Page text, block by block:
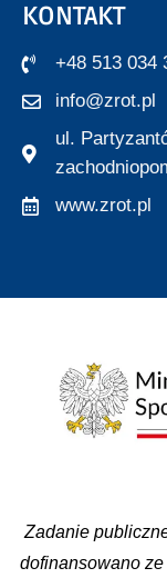
KONTAKT
+48 513 034
info@zrot.pl
ul.
www.zrot.pl
Zadanie
dofinansowano